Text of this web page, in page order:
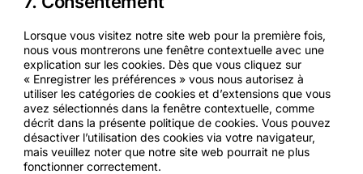
Lorsque vous visitez notre site web pour la première fois,
nous vous montrerons une fenêtre contextuelle avec une
explication sur les cookies. Dès que vous cliquez sur
« Enregistrer les préférences » vous nous autorisez à
utiliser les catégories de cookies et d’extensions que vous
avez sélectionnés dans la fenêtre contextuelle, comme
décrit dans la présente politique de cookies. Vous pouvez
désactiver l’utilisation des cookies via votre navigateur,
mais veuillez noter que notre site web pourrait ne plus
fonctionner correctement.